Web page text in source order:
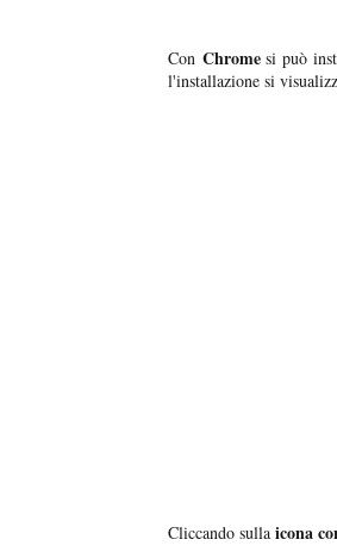
Con Chromesi può
l'installazione si
Cliccando sulla icona